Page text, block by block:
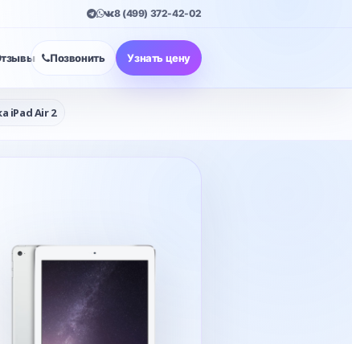
8 (499) 372-42-02
Позвонить Узнать цену
iPad Air 2